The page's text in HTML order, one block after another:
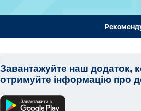
Завантажуйте наш додаток,
отримуйте інформацію про